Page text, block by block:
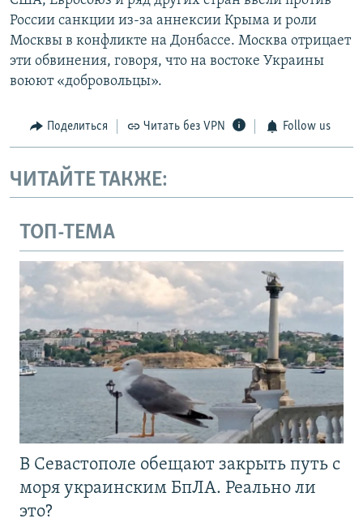
России санкции из-за аннексии Крыма и роли
Москвы в конфликте на Донбассе. Москва отрицает
эти обвинения, говоря, что на востоке Украины
воюют «добровольцы».
Поделиться Читать без VPN Follow us
ЧИТАЙТЕ ТАКЖЕ:
ТОП-ТЕМА
В Севастополе обещают закрыть путь с
моря украинским БпЛА. Реально ли
это?